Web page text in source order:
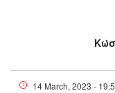
14 March, 2023 -